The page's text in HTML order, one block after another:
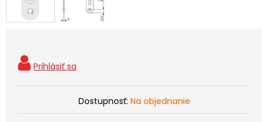
Dostupnosť: Na objednanie